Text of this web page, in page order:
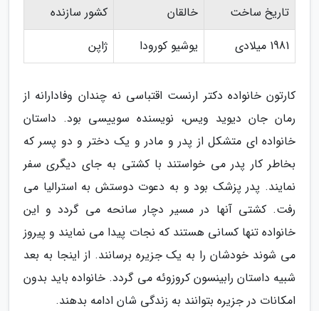
تاریخ ساخت خالقان
کشور سازنده
1981 میلادی
یوشیو کورودا ژاپن
کارتون خانواده دکتر ارنست اقتباسی نه چندان وفادارانه از
رمان جان دیوید ویس، نویسنده سوییسی بود. داستان
خانواده ای متشکل از پدر و مادر و یک دختر و دو پسر که
بخاطر کار پدر می خواستند با کشتی به جای دیگری سفر
نمایند. پدر پزشک بود و به دعوت دوستش به استرالیا می
رفت. کشتی آنها در مسیر دچار سانحه می گردد و این
خانواده تنها کسانی هستند که نجات پیدا می نمایند و پیروز
می شوند خودشان را به یک جزیره برسانند. از اینجا به بعد
شبیه داستان رابینسون کروزوئه می گردد. خانواده باید بدون
امکانات در جزیره بتوانند به زندگی شان ادامه بدهند.